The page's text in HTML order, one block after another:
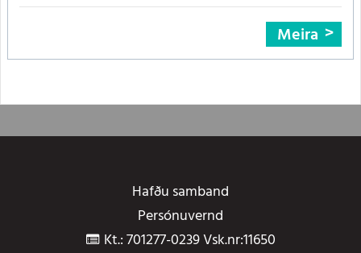
Meira
Hafðu samband
Persónuvernd
Kt.: 701277-0239 Vsk.nr:11650